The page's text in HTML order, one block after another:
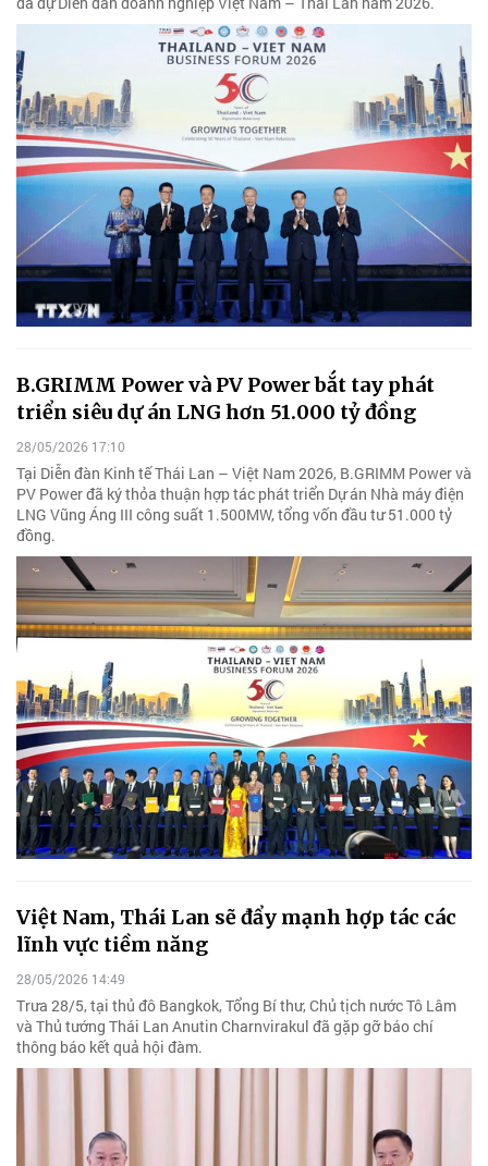
B.GRIMM Power và PV Power bắt tay phát
triển siêu dự án LNG hơn 51.000 tỷ đồng
28/05/2026 17:10
Tại Diễn đàn Kinh tế Thái Lan – Việt Nam 2026, B.GRIMM Power và
PV Power đã ký thỏa thuận hợp tác phát triển Dự án Nhà máy điện
LNG Vũng Áng III công suất 1.500MW, tổng vốn đầu tư 51.000 tỷ
đồng.
Việt Nam, Thái Lan sẽ đẩy mạnh hợp tác các
lĩnh vực tiềm năng
28/05/2026 14:49
Trưa 28/5, tại thủ đô Bangkok, Tổng Bí thư, Chủ tịch nước Tô Lâm
và Thủ tướng Thái Lan Anutin Charnvirakul đã gặp gỡ báo chí
thông báo kết quả hội đàm.